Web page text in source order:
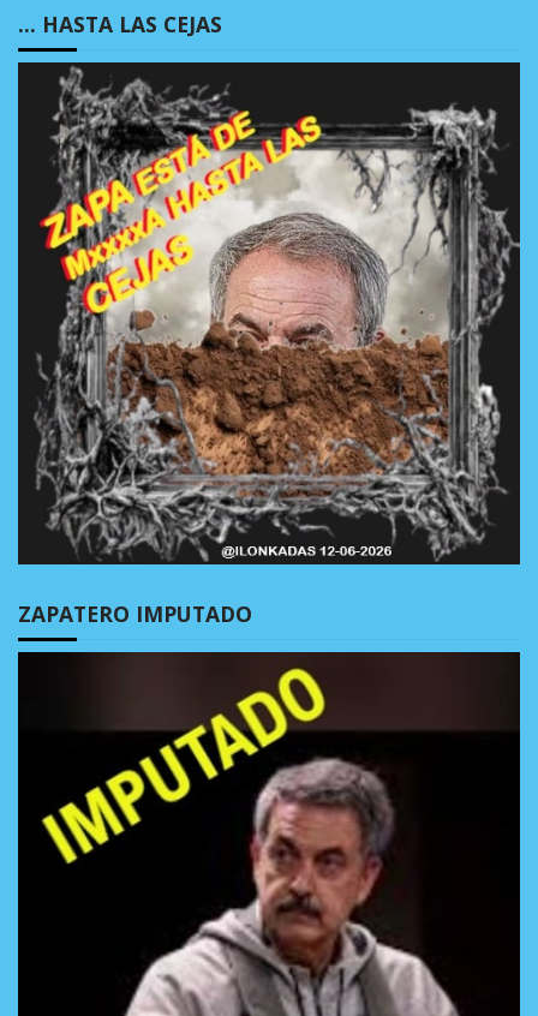
… HASTA LAS CEJAS
ZAPATERO IMPUTADO